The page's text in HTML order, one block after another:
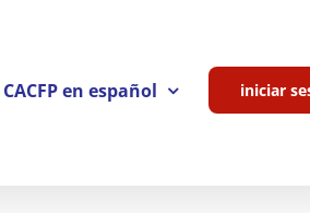
en español iniciar